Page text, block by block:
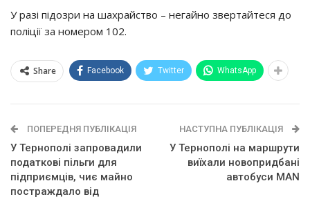
У разі підозри на шахрайство – негайно звертайтеся до
поліції за номером 102.
Share Facebook Twitter WhatsApp
ПОПЕРЕДНЯ ПУБЛІКАЦІЯ
У Тернополі запровадили
податкові пільги для
підприємців, чиє майно
постраждало від
НАСТУПНА ПУБЛІКАЦІЯ
У Тернополі на маршрути
виїхали новопридбані
автобуси MAN